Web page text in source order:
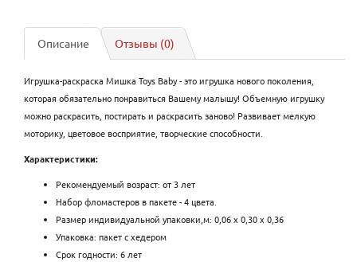
Описание Отзывы (0)
Игрушка-раскраска Мишка Toys Baby - это игрушка нового поколения,
которая обязательно понравиться Вашему малышу! Объемную игрушку
можно раскрасить, постирать и раскрасить заново! Развивает мелкую
моторику, цветовое восприятие, творческие способности.
Характеристики:
Рекомендуемый возраст: от 3 лет
Набор фломастеров в пакете - 4 цвета.
Размер индивидуальной упаковки,м: 0,06 х 0,30 х 0,36
Упаковка: пакет с хедером
Срок годности: 6 лет